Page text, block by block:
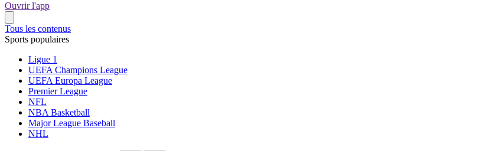
Ouvrir l'app
Tous les contenus
Sports populaires
Ligue 1
UEFA Champions League
UEFA Europa League
Premier League
NFL
NBA Basketball
Major League Baseball
NHL